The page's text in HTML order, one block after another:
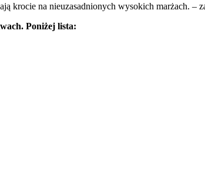
krocie na nieuzasadnionych wysokich marżach. –
Poniżej lista: